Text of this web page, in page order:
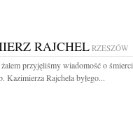
RAJCHEL RZESZÓW
przyjęliśmy wiadomość o śmierci
Kazimierza Rajchela byłego...